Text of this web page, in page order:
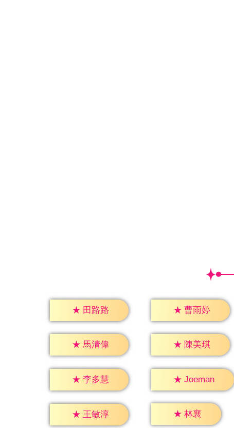
★ 田路路 ★ 曹雨婷
★ 馬清偉 ★ 陳美琪
★ 李多慧 ★ Joeman
★ 王敏淳 ★ 林襄